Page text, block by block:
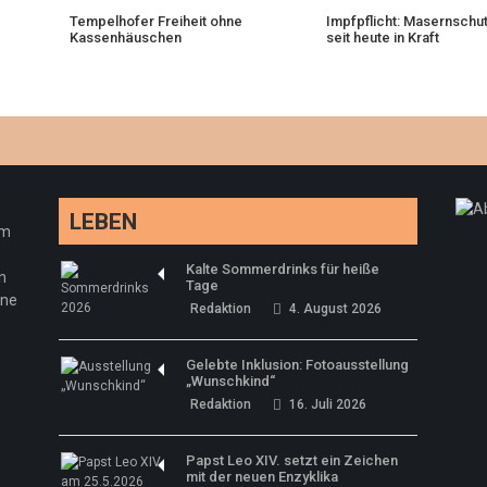
Tempelhofer Freiheit ohne
Kassenhäuschen
Impfpflicht:
seit heute in Kraft
LEBEN
Kalte Sommerdrinks für heiße
Tage
Redaktion 4. August 2026
Gelebte Inklusion: Fotoausstellung
„Wunschkind“
Redaktion 16. Juli 2026
Papst Leo XIV. setzt ein Zeichen
mit der neuen Enzyklika